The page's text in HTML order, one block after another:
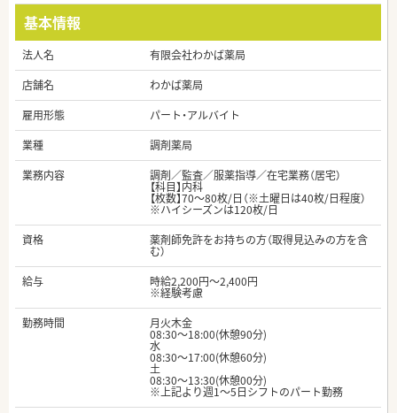
基本情報
法人名
有限会社わかば薬局
店舗名
わかば薬局
雇用形態
パート・アルバイト
業種
調剤薬局
業務内容
調剤／監査／服薬指導／在宅業務（居宅）
【科目】内科
【枚数】70～80枚/日（※土曜日は40枚/日程度）
※ハイシーズンは120枚/日
資格
薬剤師免許をお持ちの方（取得見込みの方を含
む）
給与
時給2,200円～2,400円
※経験考慮
勤務時間
月火木金
08:30～18:00(休憩90分)
水
08:30～17:00(休憩60分)
土
08:30～13:30(休憩00分)
※上記より週1～5日シフトのパート勤務